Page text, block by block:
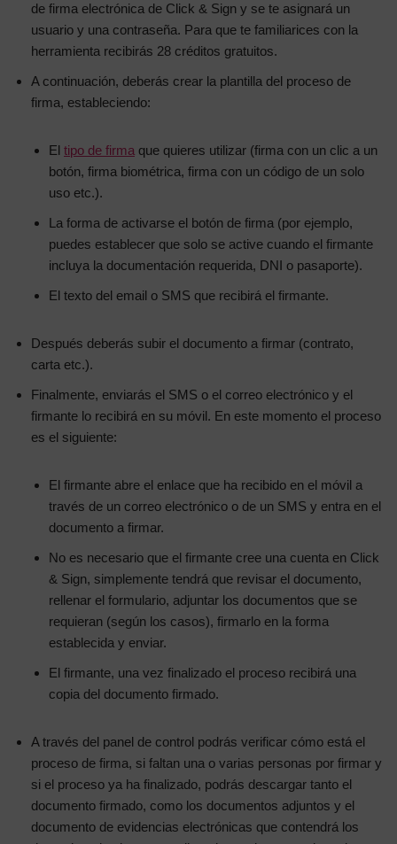
de firma electrónica de Click & Sign y se te asignará un
usuario y una contraseña. Para que te familiarices con la
herramienta recibirás 28 créditos gratuitos.
A continuación, deberás crear la plantilla del proceso de
firma, estableciendo:
El tipo de firma que quieres utilizar (firma con un clic a un
botón, firma biométrica, firma con un código de un solo
uso etc.).
La forma de activarse el botón de firma (por ejemplo,
puedes establecer que solo se active cuando el firmante
incluya la documentación requerida, DNI o pasaporte).
El texto del email o SMS que recibirá el firmante.
Después deberás subir el documento a firmar (contrato,
carta etc.).
Finalmente, enviarás el SMS o el correo electrónico y el
firmante lo recibirá en su móvil. En este momento el proceso
es el siguiente:
El firmante abre el enlace que ha recibido en el móvil a
través de un correo electrónico o de un SMS y entra en el
documento a firmar.
No es necesario que el firmante cree una cuenta en Click
& Sign, simplemente tendrá que revisar el documento,
rellenar el formulario, adjuntar los documentos que se
requieran (según los casos), firmarlo en la forma
establecida y enviar.
El firmante, una vez finalizado el proceso recibirá una
copia del documento firmado.
A través del panel de control podrás verificar cómo está el
proceso de firma, si faltan una o varias personas por firmar y
si el proceso ya ha finalizado, podrás descargar tanto el
documento firmado, como los documentos adjuntos y el
documento de evidencias electrónicas que contendrá los